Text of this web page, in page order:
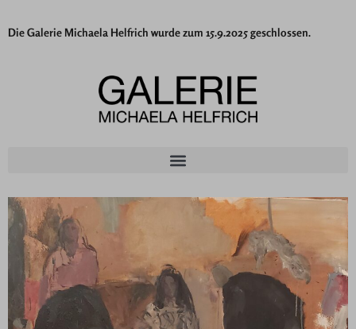
Die Galerie Michaela Helfrich wurde zum 15.9.2025 geschlossen.